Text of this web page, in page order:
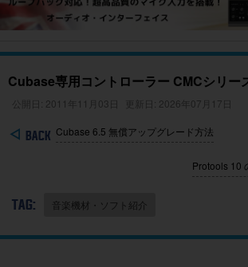
Cubase専用コントローラー CMCシリー
公開日: 2011年11月03日 更新日: 2026年07月17日
Cubase 6.5 無償アップグレード方法
Protools 10
TAG: 音楽機材・ソフト紹介